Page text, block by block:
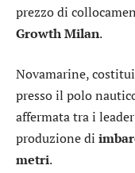
prezzo di
Growth Milan.
Novamarine,
presso il polo
affermata tra i
produzione di
metri.